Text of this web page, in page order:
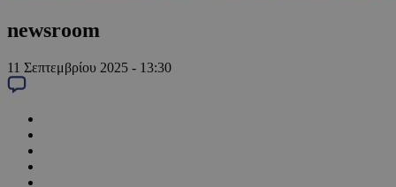
newsroom
11 Σεπτεμβρίου 2025 - 13:30